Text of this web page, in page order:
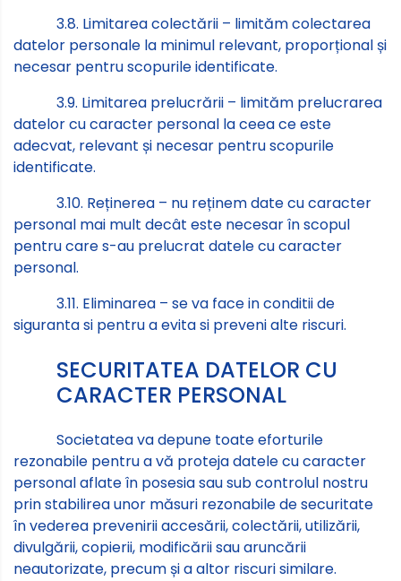
3.8. Limitarea colectării – limităm colectarea
datelor personale la minimul relevant, proporțional și
necesar pentru scopurile identificate.
3.9. Limitarea prelucrării – limităm prelucrarea
datelor cu caracter personal la ceea ce este
adecvat, relevant și necesar pentru scopurile
identificate.
3.10. Reținerea – nu reținem date cu caracter
personal mai mult decât este necesar în scopul
pentru care s-au prelucrat datele cu caracter
personal.
3.11. Eliminarea – se va face in conditii de
siguranta si pentru a evita si preveni alte riscuri.
SECURITATEA DATELOR CU
CARACTER PERSONAL
Societatea va depune toate eforturile
rezonabile pentru a vă proteja datele cu caracter
personal aflate în posesia sau sub controlul nostru
prin stabilirea unor măsuri rezonabile de securitate
în vederea prevenirii accesării, colectării, utilizării,
divulgării, copierii, modificării sau aruncării
neautorizate, precum și a altor riscuri similare.